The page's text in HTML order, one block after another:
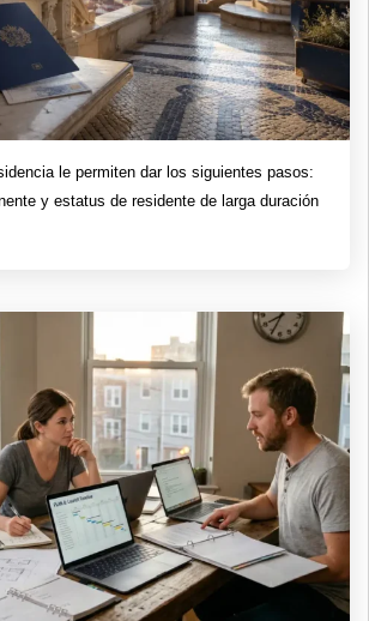
le permiten dar los siguientes pasos:
y estatus de residente de larga duración